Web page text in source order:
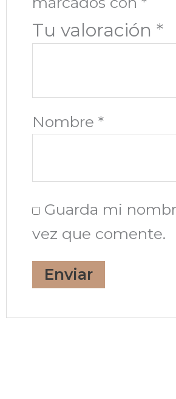
Tu valoración *
Nombre *
Guarda mi
vez que comente.